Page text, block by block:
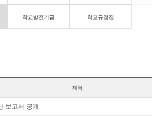
학교발전기금 학교규정집
제목
보고서 공개